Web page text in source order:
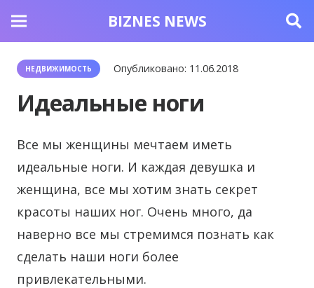
BIZNES NEWS
НЕДВИЖИМОСТЬ Опубликовано: 11.06.2018
Идеальные ноги
Все мы женщины мечтаем иметь
идеальные ноги. И каждая девушка и
женщина, все мы хотим знать секрет
красоты наших ног. Очень много, да
наверно все мы стремимся познать как
сделать наши ноги более
привлекательными.